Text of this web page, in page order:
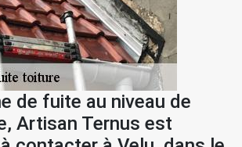
de fuite au niveau de
Artisan Ternus est